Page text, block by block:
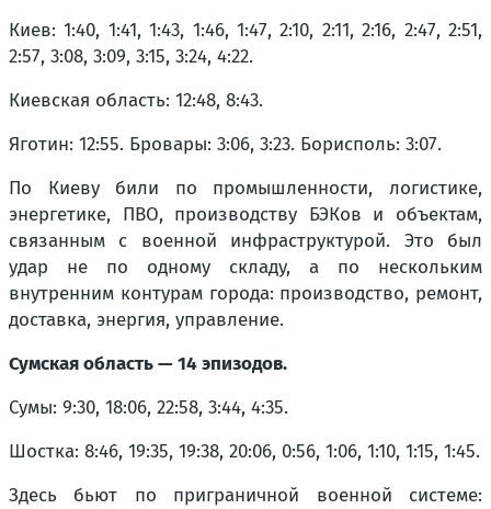
Киев: 1:40, 1:41, 1:43, 1:46, 1:47, 2:10, 2:11, 2:16, 2:47, 2:51,
2:57, 3:08, 3:09, 3:15, 3:24, 4:22.
Киевская область: 12:48, 8:43.
Яготин: 12:55. Бровары: 3:06, 3:23. Борисполь: 3:07.
По Киеву били по промышленности, логистике,
энергетике, ПВО, производству БЭКов и объектам,
связанным с военной инфраструктурой. Это был
удар не по одному складу, а по нескольким
внутренним контурам города: производство, ремонт,
доставка, энергия, управление.
Сумская область — 14 эпизодов.
Сумы: 9:30, 18:06, 22:58, 3:44, 4:35.
Шостка: 8:46, 19:35, 19:38, 20:06, 0:56, 1:06, 1:10, 1:15, 1:45.
Здесь бьют по приграничной военной системе: